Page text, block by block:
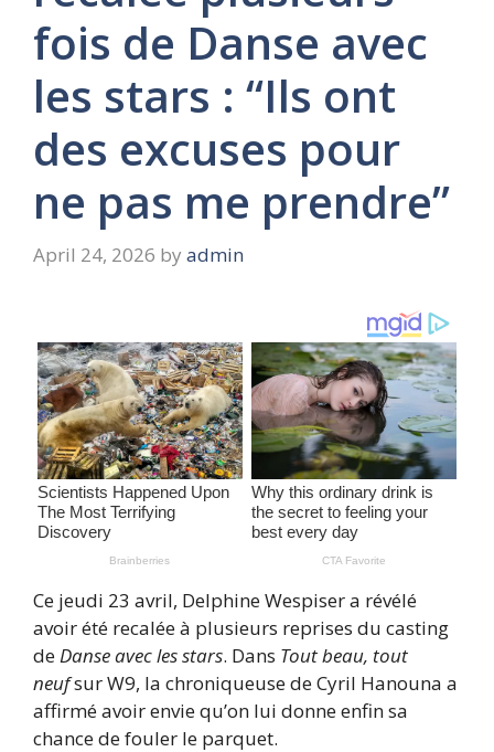
fois de Danse avec
les stars : “Ils ont
des excuses pour
ne pas me prendre”
April 24, 2026 by admin
Ce jeudi 23 avril, Delphine Wespiser a révélé
avoir été recalée à plusieurs reprises du casting
deDanse avec les stars. Dans Toutbeau, tout
neufsur W9, la chroniqueuse de Cyril Hanouna a
affirmé avoir envie qu’on lui donne enfin sa
chance de fouler le parquet.